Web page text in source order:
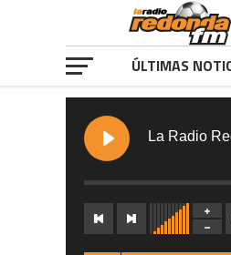
La Radio
ÚLTIMAS